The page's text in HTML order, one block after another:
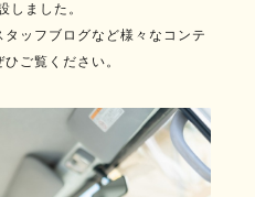
しました。
ッフブログなど様々なコンテ
ご覧ください。